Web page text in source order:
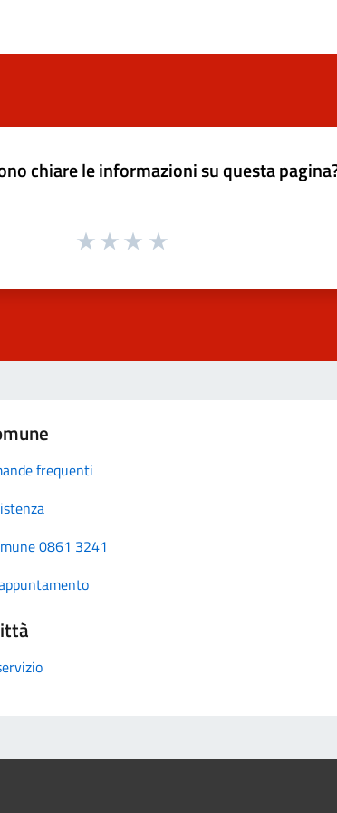
chiare le informazioni su questa
frequenti
0861 3241